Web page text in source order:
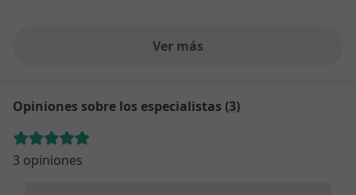
Ver más
Opiniones sobre los especialistas (3)
3 opiniones